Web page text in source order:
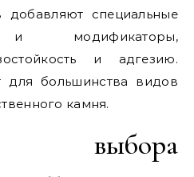
добавляют специальные
и модификаторы,
и адгезию.
для большинства видов
камня.
выбора